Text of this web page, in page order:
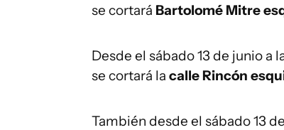
se cortará Bartolomé Mitre
Desde el sábado 13 de junio a
se cortará la calle Rincón
También desde el sábado 13